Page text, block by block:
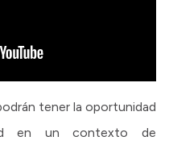
tener la oportunidad
en un contexto de